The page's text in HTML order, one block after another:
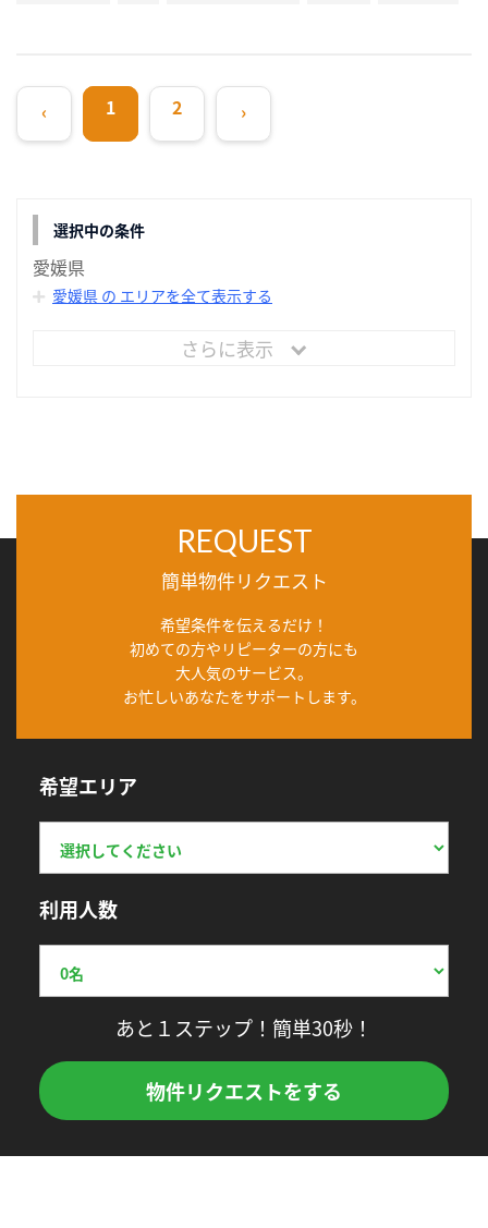
‹ 1 2 ›
選択中の条件
愛媛県
愛媛県 の エリアを全て表示する
さらに表示
REQUEST
簡単物件リクエスト
希望条件を伝えるだけ！
初めての方やリピーターの方にも
大人気のサービス。
お忙しいあなたをサポートします。
希望エリア
利用人数
あと１ステップ！簡単30秒！
物件リクエストをする